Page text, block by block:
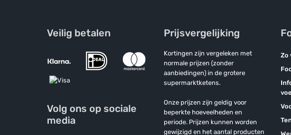
Veilig betalen
Volg ons op sociale
media
Prijsvergelijking
Kortingen zijn vergeleken met
normale prijzen (zonder
aanbiedingen) in de grotere
supermarktketens.
Onze prijzen zijn geldig voor
beperkte hoeveelheden en
periode. Prijzen kunnen worden
gewijzigd en het aantal producten
Zo